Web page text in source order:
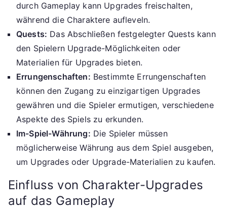
durch Gameplay kann Upgrades freischalten,
während die Charaktere aufleveln.
Quests: Das Abschließen festgelegter Quests kann
den Spielern Upgrade-Möglichkeiten oder
Materialien für Upgrades bieten.
Errungenschaften: Bestimmte Errungenschaften
können den Zugang zu einzigartigen Upgrades
gewähren und die Spieler ermutigen, verschiedene
Aspekte des Spiels zu erkunden.
Im-Spiel-Währung: Die Spieler müssen
möglicherweise Währung aus dem Spiel ausgeben,
um Upgrades oder Upgrade-Materialien zu kaufen.
Einfluss von Charakter-Upgrades
auf das Gameplay